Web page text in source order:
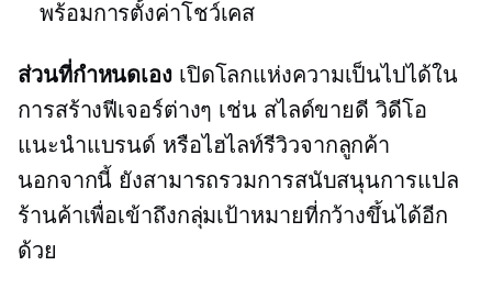
พร้อมการตั้งค่าโชว์เคส
ส่วนที่กำหนดเองเปิดโลกแห่งความเป็นไปได้ใน
การสร้างฟีเจอร์ต่างๆ เช่น สไลด์ขายดี วิดีโอ
แนะนำแบรนด์ หรือไฮไลท์รีวิวจากลูกค้า
นอกจากนี้ ยังสามารถรวมการสนับสนุนการแปล
ร้านค้าเพื่อเข้าถึงกลุ่มเป้าหมายที่กว้างขึ้นได้อีก
ด้วย